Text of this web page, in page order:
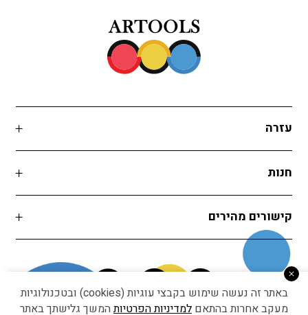
עזרה
חנות
קישורים מהירים
באתר זה נעשה שימוש בקבצי עוגיות (cookies) ובטכנולוגיות
מעקב אחרות בהתאם למדיניות הפרטיותהמשך גלישתך באתר